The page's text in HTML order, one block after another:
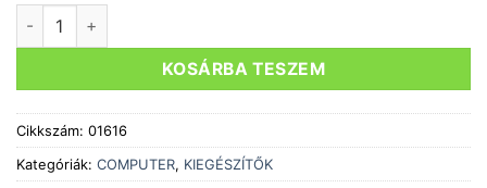
KOSÁRBA TESZEM
Cikkszám: 01616
Kategóriák: COMPUTER, KIEGÉSZÍTŐK